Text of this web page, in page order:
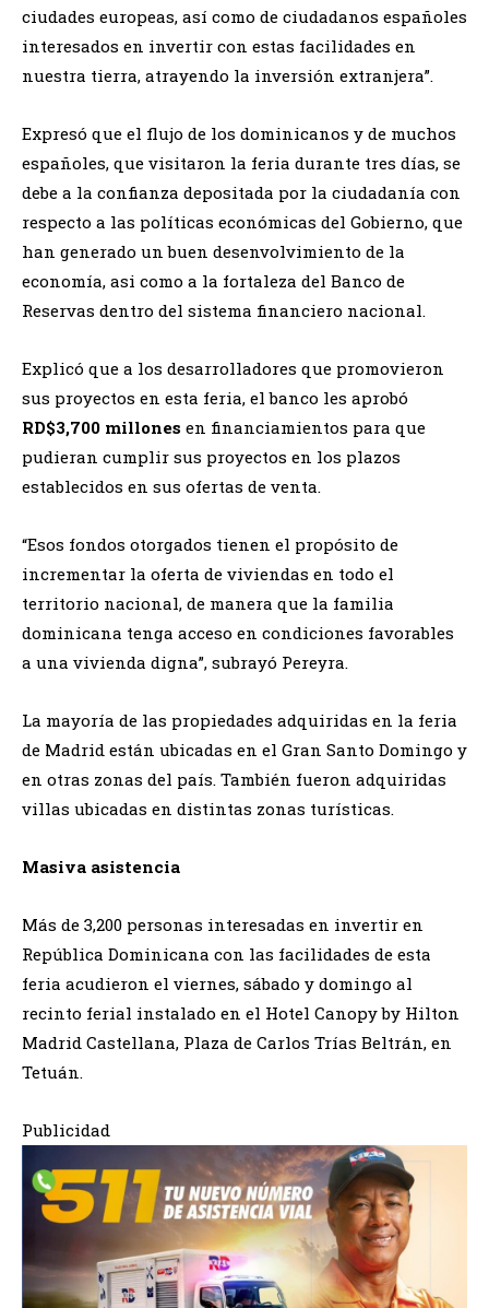
ciudades europeas, así como de ciudadanos españoles
interesados en invertir con estas facilidades en
nuestra tierra, atrayendo la inversión extranjera”.
Expresó que el flujo de los dominicanos y de muchos
españoles, que visitaron la feria durante tres días, se
debe a la confianza depositada por la ciudadanía con
respecto a las políticas económicas del Gobierno, que
han generado un buen desenvolvimiento de la
economía, asi como a la fortaleza del Banco de
Reservas dentro del sistema financiero nacional.
Explicó que a los desarrolladores que promovieron
sus proyectos en esta feria, el banco les aprobó
RD$3,700 millones en financiamientos para que
pudieran cumplir sus proyectos en los plazos
establecidos en sus ofertas de venta.
“Esos fondos otorgados tienen el propósito de
incrementar la oferta de viviendas en todo el
territorio nacional, de manera que la familia
dominicana tenga acceso en condiciones favorables
a una vivienda digna”, subrayó Pereyra.
La mayoría de las propiedades adquiridas en la feria
de Madrid están ubicadas en el Gran Santo Domingo y
en otras zonas del país. También fueron adquiridas
villas ubicadas en distintas zonas turísticas.
Masiva asistencia
Más de 3,200 personas interesadas en invertir en
República Dominicana con las facilidades de esta
feria acudieron el viernes, sábado y domingo al
recinto ferial instalado en el Hotel Canopy by Hilton
Madrid Castellana, Plaza de Carlos Trías Beltrán, en
Tetuán.
Publicidad